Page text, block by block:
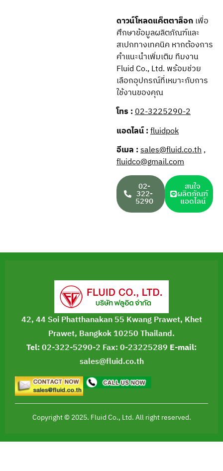
ดาวน์โหลดแค็ตตาล็อกเพื่อ
ศึกษาข้อมูลผลิตภัณฑ์และ
สเปกทางเทคนิค หากต้องการ
คำแนะนำเพิ่มเติม ทีมงาน
Fluid Co., Ltd. พร้อมช่วย
เลือกอุปกรณ์ที่เหมาะกับการ
ใช้งานของคุณ
โทร :02-3225290-2
แอดไลน์ :fluidpok
อีเมล :sales@fluid.co.th,
fluidco@gmail.com
02-
322-
5290
สนใจ
ผลิตภัณฑ์
แอดไลน์
42, 44 Soi Phatthanakan 55 Kwang Prawet, Khet
Prawet, Bangkok 10250 Thailand.
Tel:02-322-5290-2 Fax: 0-23225289 E-mail:
sales@fluid.co.th
Copyright © 2025. Fluid Co., Ltd. All right reserved.